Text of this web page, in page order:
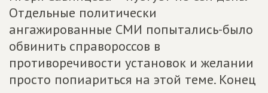
Отдельные политически
ангажированные СМИ попытались-было
обвинить справороссов в
противоречивости установок и желании
просто попиариться на этой теме. Конец